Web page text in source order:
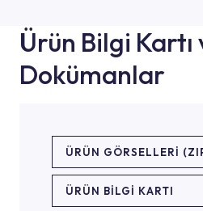
Ürün Bilgi Kartı
Dokümanlar
ÜRÜN GÖRSELLERI
ÜRÜN BILGI KARTI